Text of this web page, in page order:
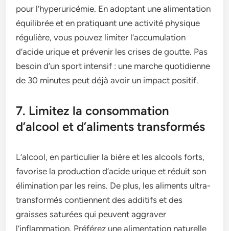
pour l’hyperuricémie. En adoptant une alimentation
équilibrée et en pratiquant une activité physique
régulière, vous pouvez limiter l’accumulation
d’acide urique et prévenir les crises de goutte. Pas
besoin d’un sport intensif : une marche quotidienne
de 30 minutes peut déjà avoir un impact positif.
7. Limitez la consommation
d’alcool et d’aliments transformés
L’alcool, en particulier la bière et les alcools forts,
favorise la production d’acide urique et réduit son
élimination par les reins. De plus, les aliments ultra-
transformés contiennent des additifs et des
graisses saturées qui peuvent aggraver
l’inflammation. Préférez une alimentation naturelle